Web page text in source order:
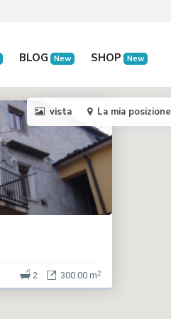
BLOG New SHOP New
300.00 m2
2
vista La mia posizione